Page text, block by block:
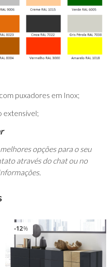
puxadores em Inox;
extensível;
opções para o seu
através do chat ou no
%
12